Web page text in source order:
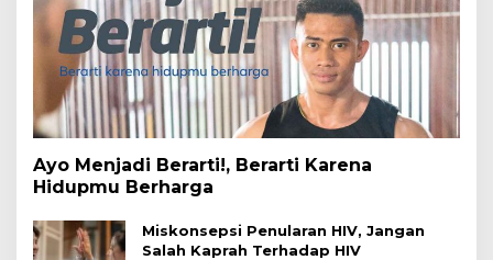
Ayo Menjadi Berarti!, Berarti Karena
Hidupmu Berharga
Miskonsepsi Penularan HIV, Jangan
Salah Kaprah Terhadap HIV